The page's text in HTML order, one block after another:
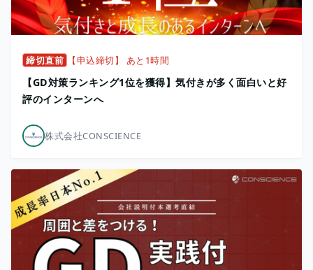
締切直前 【申込締切】 あと1時間
【GD対策ランキング1位を獲得】気付きが多く面白いと好
評のインターンへ
株式会社CONSCIENCE